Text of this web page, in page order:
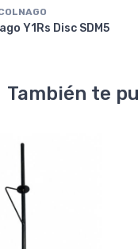
Y1Rs Disc SDM5
También te